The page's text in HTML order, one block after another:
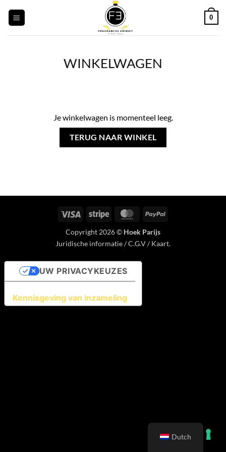
naar
0
WINKELWAGEN
Je winkelwagen is momenteel leeg.
TERUG NAAR WINKEL
Visa Streep MasterCardPayPal
Copyright 2026 © Hoek Parijs
Juridische informatie/C.G.V/ Kaart.
Dutch
Kennisgeving van inzameling
UW PRIVACYKEUZES